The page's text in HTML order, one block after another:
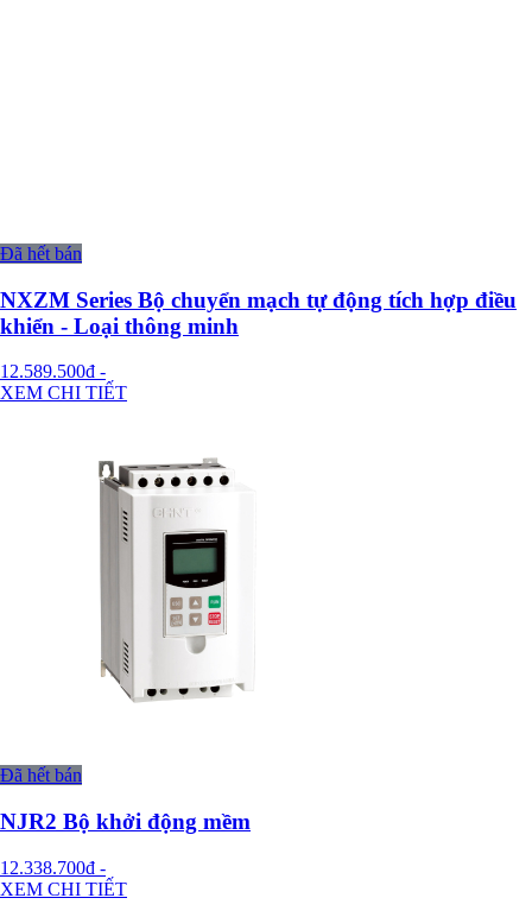
Đã hết bán
NXZM Series Bộ chuyển mạch tự động tích hợp điều
khiển - Loại thông minh
12.589.500đ -
XEM CHI TIẾT
Đã hết bán
NJR2 Bộ khởi động mềm
12.338.700đ -
XEM CHI TIẾT